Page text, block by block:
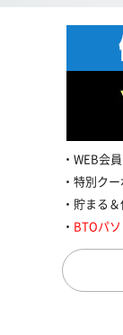
WEB会
特別クー
貯まる
BTOパ